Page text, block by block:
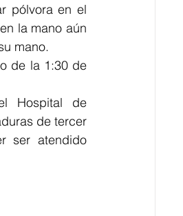
pólvora en el
la mano aún
mano.
de la 1:30 de
Hospital de
de tercer
ser atendido